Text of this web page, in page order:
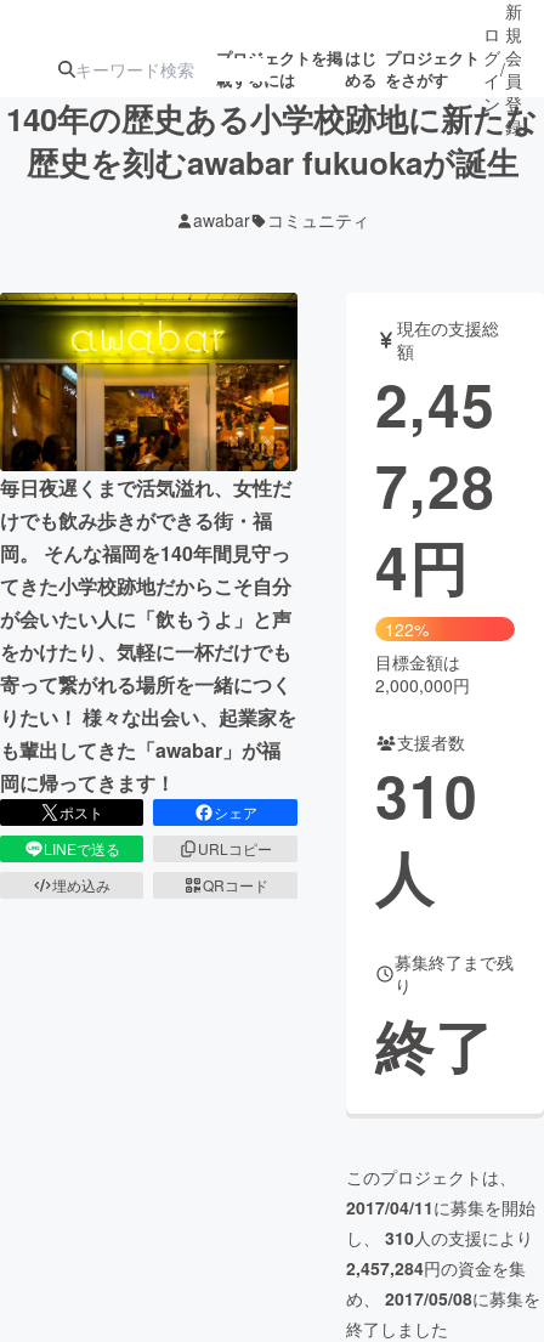
プロジェクトを掲
載するには
はじ
める
プロジェクト
をさがす
ジェクト
ロジェクト
アート・写真 音楽
テクノロジー・ガジェット ゲーム・サ
映像・映画
ビジネス・起業
まちづくり・地域活性化
CAMPFIRE for Social Good
CAMPFIRE Creation
CAMPFIREふるさと納税 machi-ya コミュニティ
ロ
グ
イ
ン
/
新
規
会
員
登
録
140年の歴史ある小学校跡地に新たな
歴史を刻むawabar fukuokaが誕生
awabar コミュニティ
毎日夜遅くまで活気溢れ、女性だ
けでも飲み歩きができる街・福
岡。 そんな福岡を140年間見守っ
てきた小学校跡地だからこそ自分
が会いたい人に「飲もうよ」と声
をかけたり、気軽に一杯だけでも
寄って繋がれる場所を一緒につく
りたい！ 様々な出会い、起業家を
も輩出してきた「awabar」が福
岡に帰ってきます！
ポスト
シェア
LINEで送る
URLコピー
埋め込み
QRコード
現在の支援総
額
2,45
7,28
4円
122%
目標金額は
2,000,000円
支援者数
310
人
募集終了まで残
り
終了
このプロジェクトは、
2017/04/11に募集を開始
し、 310人の支援により
2,457,284円の資金を集
め、 2017/05/08に募集を
終了しました